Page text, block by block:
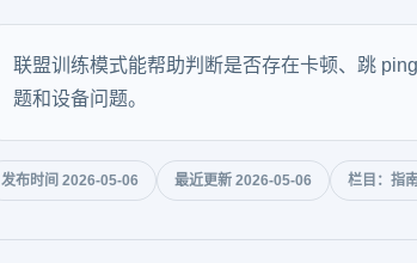
联盟训练模式能帮助判断是否存在卡顿、跳
题和设备问题。
发布时间 2026-05-06 最近更新 2026-05-06 栏目：指